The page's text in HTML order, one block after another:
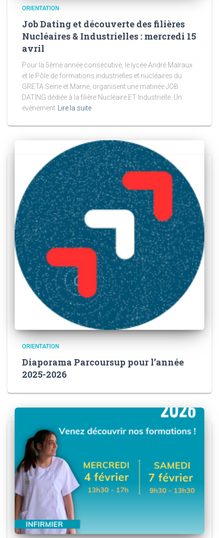
ORIENTATION
Job Dating et découverte des filières
Nucléaires & Industrielles : mercredi 15
avril
Pour la 5ème année consécutive, le lycée André Malraux
et le Pôle de formations industrielles et nucléaires du
GRETA Seine et Marne, organisent une matinée JOB
DATING dédiée à la filière Nucléaire ET Industrielle. Un
évènement Lire la suite
ORIENTATION
Diaporama Parcoursup pour l’année
2025-2026